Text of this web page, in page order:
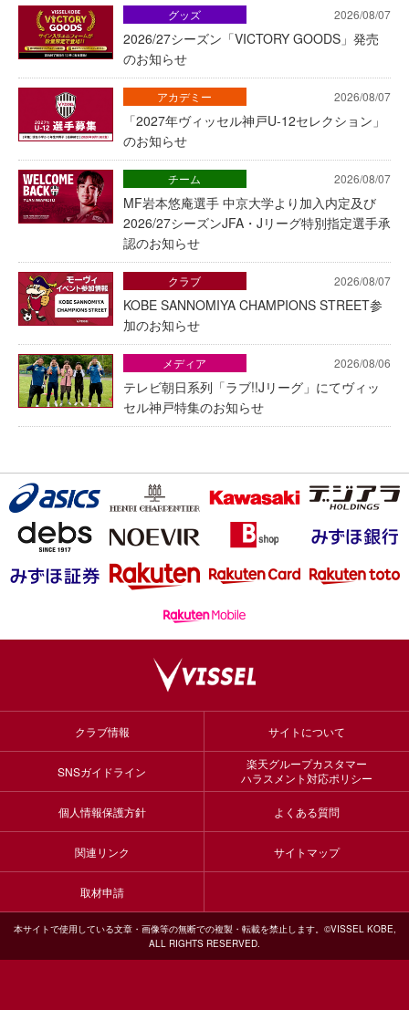
2026/08/07
2026/27シーズン「VICTORY GOODS」発売
のお知らせ
グッズ
2026/08/07
「2027年ヴィッセル神戸U-12セレクション」
のお知らせ
アカデミー
2026/08/07
MF岩本悠庵選手 中京大学より加入内定及び
2026/27シーズンJFA・Jリーグ特別指定選手承
認のお知らせ
チーム
2026/08/07
KOBE SANNOMIYA CHAMPIONS STREET参
加のお知らせ
クラブ
2026/08/06
テレビ朝日系列「ラブ!!Jリーグ」にてヴィッ
セル神戸特集のお知らせ
メディア
クラブ情報 サイトについて
SNSガイドライン
楽天グループカスタマー
ハラスメント対応ポリシー
個人情報保護方針 よくある質問
関連リンク サイトマップ
取材申請
本サイトで使用している文章・画像等の無断での複製・転載を禁止します。©VISSEL KOBE,
ALL RIGHTS RESERVED.